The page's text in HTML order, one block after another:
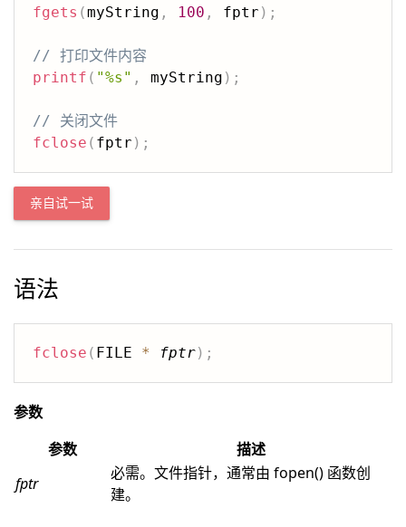
fgets (myString , 100 , fptr ) ;
// 打印文件内容
printf ( "%s" , myString ) ;
// 关闭文件
fclose ( fptr ) ;
亲自试一试
语法
fclose ( FILE * fptr) ;
参数
参数
描述
fptr
必需。文件指针，通常由 fopen() 函数创
建。